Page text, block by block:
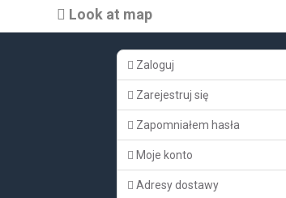
Look at map
Zaloguj
Zarejestruj się
Zapomniałem hasła
Moje konto
Adresy dostawy